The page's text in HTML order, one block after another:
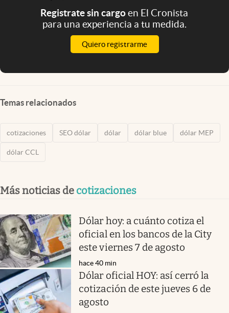
Registrate sin cargoen El Cronista
para una experiencia a tu medida.
Quiero registrarme
Temas relacionados
cotizaciones SEO dólar dólar dólar blue dólar MEP
dólar CCL
Más noticias de cotizaciones
Dólar hoy: a cuánto cotiza el
oficial en los bancos de la City
este viernes 7 de agosto
hace 40 min
Dólar oficial HOY: así cerró la
cotización de este jueves 6 de
agosto